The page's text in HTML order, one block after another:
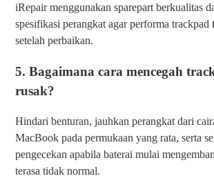
iRepair menggunakan sparepart berkualitas
spesifikasi perangkat agar performa trackpad
setelah perbaikan.
5. Bagaimana cara mencegah
rusak?
Hindari benturan, jauhkan perangkat dari
MacBook pada permukaan yang rata, serta
pengecekan apabila baterai mulai
terasa tidak normal.